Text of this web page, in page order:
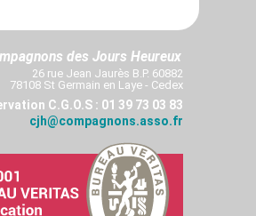
des Jours Heureux
26 rue Jean Jaurès B.P. 60882
78108 St Germain en Laye - Cedex
C.G.O.S : 01 39 73 03 83
cjh@compagnons.asso.fr